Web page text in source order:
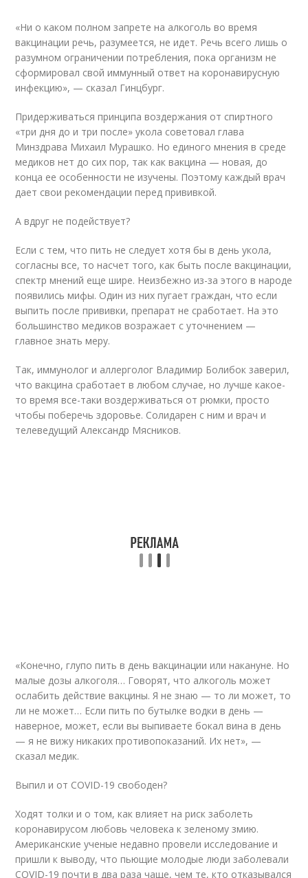
«Ни о каком полном запрете на алкоголь во время
вакцинации речь, разумеется, не идет. Речь всего лишь о
разумном ограничении потребления, пока организм не
сформировал свой иммунный ответ на коронавирусную
инфекцию», — сказал Гинцбург.
Придерживаться принципа воздержания от спиртного
«три дня до и три после» укола советовал глава
Минздрава Михаил Мурашко. Но единого мнения в среде
медиков нет до сих пор, так как вакцина — новая, до
конца ее особенности не изучены. Поэтому каждый врач
дает свои рекомендации перед прививкой.
А вдруг не подействует?
Если с тем, что пить не следует хотя бы в день укола,
согласны все, то насчет того, как быть после вакцинации,
спектр мнений еще шире. Неизбежно из-за этого в народе
появились мифы. Один из них пугает граждан, что если
выпить после прививки, препарат не сработает. На это
большинство медиков возражает с уточнением —
главное знать меру.
Так, иммунолог и аллерголог Владимир Болибок заверил,
что вакцина сработает в любом случае, но лучше какое-
то время все-таки воздерживаться от рюмки, просто
чтобы поберечь здоровье. Солидарен с ним и врач и
телеведущий Александр Мясников.
«Конечно, глупо пить в день вакцинации или накануне. Но
малые дозы алкоголя… Говорят, что алкоголь может
ослабить действие вакцины. Я не знаю — то ли может, то
ли не может… Если пить по бутылке водки в день —
наверное, может, если вы выпиваете бокал вина в день
— я не вижу никаких противопоказаний. Их нет», —
сказал медик.
Выпил и от COVID-19 свободен?
Ходят толки и о том, как влияет на риск заболеть
коронавирусом любовь человека к зеленому змию.
Американские ученые недавно провели исследование и
пришли к выводу, что пьющие молодые люди заболевали
COVID-19 почти в два раза чаще, чем те, кто отказывался